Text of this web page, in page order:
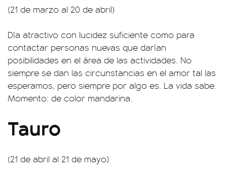
(21 de marzo al 20 de abril)
Día atractivo con lucidez suficiente como para
contactar personas nuevas que darían
posibilidades en el área de las actividades. No
siempre se dan las circunstancias en el amor tal las
esperamos, pero siempre por algo es. La vida sabe.
Momento: de color mandarina.
Tauro
(21 de abril al 21 de mayo)